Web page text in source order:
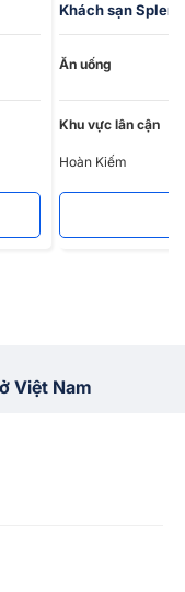
Khách sạn
Ăn uống
Khu vực lân cận
Hoàn Kiếm
Việt Nam